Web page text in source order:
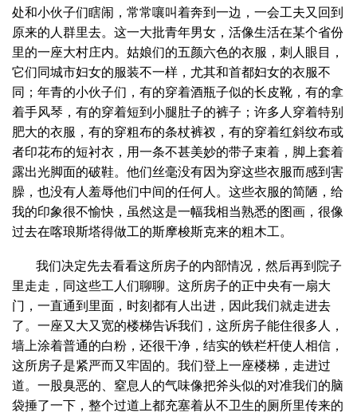
处和小伙子们瞎闹，常常嚷叫着奔到一边，一会工夫又回到
原来的人群里去。这一大批青年男女，活像生活在某个省份
里的一座大村庄内。姑娘们的五颜六色的衣服，刺人眼目，
它们同城市妇女的服装不一样，尤其和首都妇女的衣服不
同；年青的小伙子们，有的穿着酒瓶子似的长皮靴，有的拿
着手风琴，有的穿着短到小腿肚子的裤子；许多人穿着特别
肥大的衣服，有的穿粗布的条杖裤衩，有的穿着红斜纹布或
者印花布的短衬衣，用一条不甚美妙的带子束着，脚上套着
露出光脚面的破鞋。他们丝毫没有因为穿这些衣服而感到害
臊，也没有人羞辱他们中间的任何人。这些衣服的简陋，给
我的印象很不愉快，虽然这是一幅我相当熟悉的图画，很像
过去在喀琅斯塔得做工的斯摩梭斯克来的粗木工。
我们决定先去看看这所房子的内部情况，然后再到院子
里走走，同这些工人们聊聊。这所房子的正中央有一扇大
门，一直通到里面，时刻都有人出进，因此我们就走进去
了。一座又大又宽的楼梯告诉我们，这所房子能住很多人，
墙上涂着普通的白粉，还很干净，结实的铁栏杆使人相信，
这所房子是紧严而又牢固的。我们登上一座楼梯，走进过
道。一股臭恶的、窒息人的气味像把斧头似的对准我们的脑
袋捶了一下，整个过道上都充塞着从不卫生的厕所里传来的